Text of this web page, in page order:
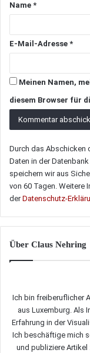
Name *
E-Mail-Adresse *
Meinen Namen,
diesem Browser für
Durch das Abschicken
Daten in der
speichern wir aus
von 60 Tagen. Weitere
derDatenschutz-
Über Claus Nehring
Ich bin freiberuflicher
aus Luxemburg. Als
Erfahrung in der
Ich beschäftige mich
und publiziere Artikel